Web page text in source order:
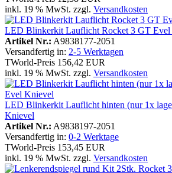
inkl. 19 % MwSt. zzgl. Versandkosten
LED Blinkerkit Lauflicht Rocket 3 GT Evel
Artikel Nr.: A9838177-2051
Versandfertig in: 2-5 Werktagen
TWorld-Preis 156,42 EUR
inkl. 19 % MwSt. zzgl. Versandkosten
LED Blinkerkit Lauflicht hinten (nur 1x
Knievel
Artikel Nr.: A9838197-2051
Versandfertig in: 0-2 Werktage
TWorld-Preis 153,45 EUR
inkl. 19 % MwSt. zzgl. Versandkosten